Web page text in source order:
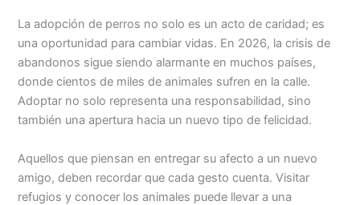
La adopción de perros no solo es un acto de caridad; es
una oportunidad para cambiar vidas. En 2026, la crisis de
abandonos sigue siendo alarmante en muchos países,
donde cientos de miles de animales sufren en la calle.
Adoptar no solo representa una responsabilidad, sino
también una apertura hacia un nuevo tipo de felicidad.
Aquellos que piensan en entregar su afecto a un nuevo
amigo, deben recordar que cada gesto cuenta. Visitar
refugios y conocer los animales puede llevar a una